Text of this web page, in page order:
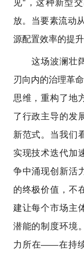
见”，这种新型
放。当要素流动
源配置效率的提
这场波澜壮阔
刃向内的治理革
思维，重构了地
了行政主导的发
新范式。当我们
实现技术迭代加
争中涌现创新活
的终极价值，不
建让每个市场主
潜能的制度环境
力所在——在持